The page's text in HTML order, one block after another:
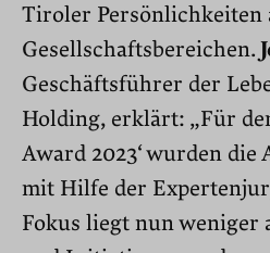
Tiroler Persönlichkeiten
Gesellschaftsbereichen.
Geschäftsführer der
Holding, erklärt: „Für
Award 2023‘ wurden
mit Hilfe der
Fokus liegt nun weniger